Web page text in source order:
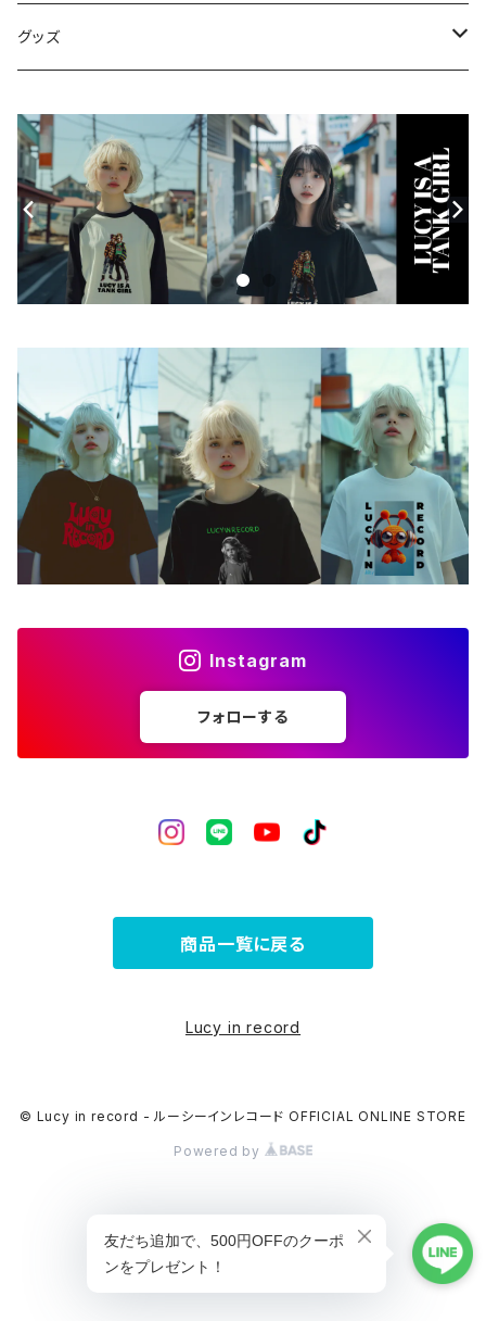
シャツ
グッズ
モバイルケース
Androidケース
iPhoneケース
スマホリング
ステッカー
アクセサリー
バッグ
アートワーク
フォトカード
ライフスタイル
Instagram
フォローする
商品一覧に戻る
Lucy in record
© Lucy in record - ルーシーインレコード OFFICIAL ONLINE STORE
Powered by